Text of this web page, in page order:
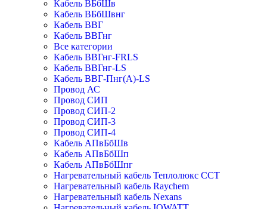
Кабель ВБбШв
Кабель ВБбШвнг
Кабель ВВГ
Кабель ВВГнг
Все категории
Кабель ВВГнг-FRLS
Кабель ВВГнг-LS
Кабель ВВГ-Пнг(А)-LS
Провод АС
Провод СИП
Провод СИП-2
Провод СИП-3
Провод СИП-4
Кабель АПвБбШв
Кабель АПвБбШп
Кабель АПвБбШпг
Нагревательный кабель Теплолюкс ССТ
Нагревательный кабель Raychem
Нагревательный кабель Nexans